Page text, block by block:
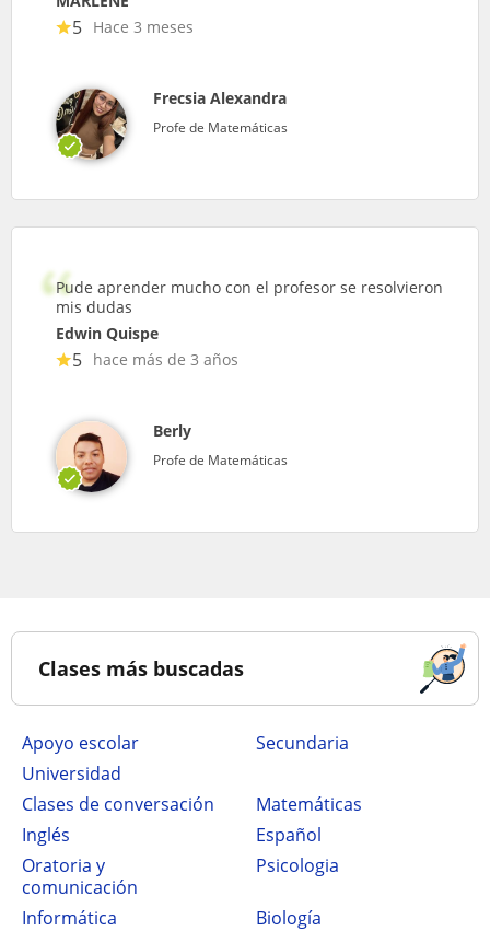
5 Hace 3 meses
Frecsia Alexandra
Profe de Matemáticas
Pude aprender mucho con el profesor se resolvieron
mis dudas
Edwin Quispe
5 hace más de 3 años
Berly
Profe de Matemáticas
Clases más buscadas
Apoyo escolar
secundaria
Universidad
Clases de conversación
Matemáticas
Inglés
Español
Oratoria y
comunicación
Psicologia
Informática
Biología